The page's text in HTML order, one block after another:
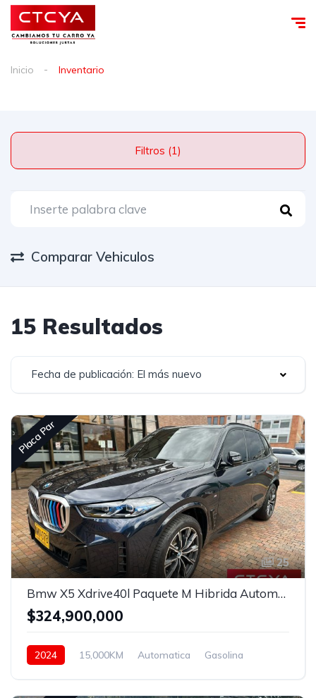
Inicio Inventario
Filtros (1)
Comparar Vehiculos
15 Resultados
Fecha de publicación: El más nuevo
Placa Par
25
Bmw X5 Xdrive40l Paquete M Hibrida Automatico
$324,900,000
2024 15,000KM Automatica
Gasolina